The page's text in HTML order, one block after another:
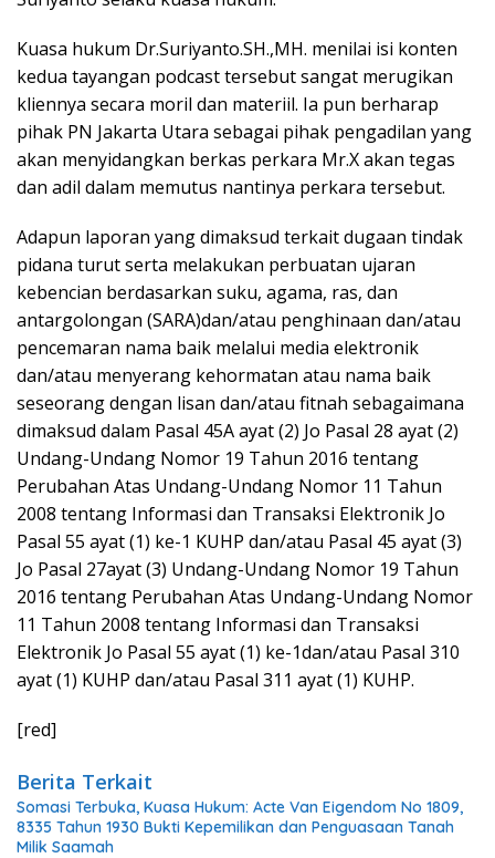
Kuasa hukum Dr.Suriyanto.SH.,MH. menilai isi konten
kedua tayangan podcast tersebut sangat merugikan
kliennya secara moril dan materiil. Ia pun berharap
pihak PN Jakarta Utara sebagai pihak pengadilan yang
akan menyidangkan berkas perkara Mr.X akan tegas
dan adil dalam memutus nantinya perkara tersebut.
Adapun laporan yang dimaksud terkait dugaan tindak
pidana turut serta melakukan perbuatan ujaran
kebencian berdasarkan suku, agama, ras, dan
antargolongan (SARA)dan/atau penghinaan dan/atau
pencemaran nama baik melalui media elektronik
dan/atau menyerang kehormatan atau nama baik
seseorang dengan lisan dan/atau fitnah sebagaimana
dimaksud dalam Pasal 45A ayat (2) Jo Pasal 28 ayat (2)
Undang-Undang Nomor 19 Tahun 2016 tentang
Perubahan Atas Undang-Undang Nomor 11 Tahun
2008 tentang Informasi dan Transaksi Elektronik Jo
Pasal 55 ayat (1) ke-1 KUHP dan/atau Pasal 45 ayat (3)
Jo Pasal 27ayat (3) Undang-Undang Nomor 19 Tahun
2016 tentang Perubahan Atas Undang-Undang Nomor
11 Tahun 2008 tentang Informasi dan Transaksi
Elektronik Jo Pasal 55 ayat (1) ke-1dan/atau Pasal 310
ayat (1) KUHP dan/atau Pasal 311 ayat (1) KUHP.
[red]
Berita Terkait
Somasi Terbuka, Kuasa Hukum: Acte Van Eigendom No 1809,
8335 Tahun 1930 Bukti Kepemilikan dan Penguasaan Tanah
Milik Saamah